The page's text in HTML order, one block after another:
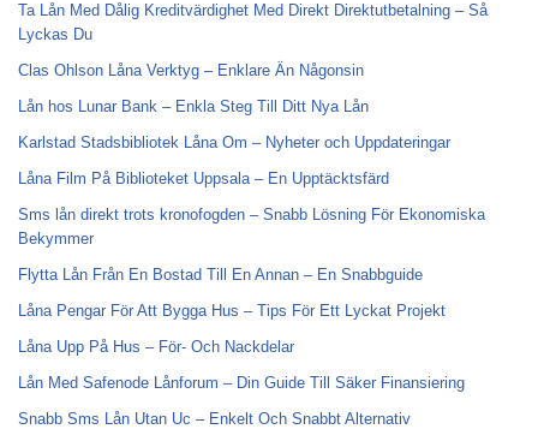
Ta Lån Med Dålig Kreditvärdighet Med Direkt Direktutbetalning – Så
Lyckas Du
Clas Ohlson Låna Verktyg – Enklare Än Någonsin
Lån hos Lunar Bank – Enkla Steg Till Ditt Nya Lån
Karlstad Stadsbibliotek Låna Om – Nyheter och Uppdateringar
Låna Film På Biblioteket Uppsala – En Upptäcktsfärd
Sms lån direkt trots kronofogden – Snabb Lösning För Ekonomiska
Bekymmer
Flytta Lån Från En Bostad Till En Annan – En Snabbguide
Låna Pengar För Att Bygga Hus – Tips För Ett Lyckat Projekt
Låna Upp På Hus – För- Och Nackdelar
Lån Med Safenode Lånforum – Din Guide Till Säker Finansiering
Snabb Sms Lån Utan Uc – Enkelt Och Snabbt Alternativ